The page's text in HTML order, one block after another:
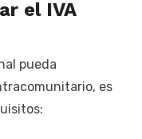
el IVA
pueda
es